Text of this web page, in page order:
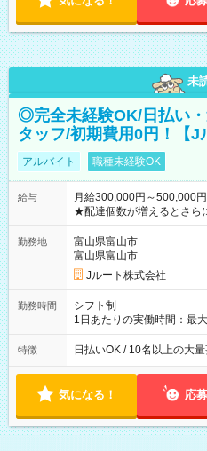
未
◎完全未経験OK/日払い
タッフ/初期費用0円！【J
アルバイト 職種未経験OK
給与
月給300,000円～500,000円
★配達個数が増えるとさら
ど！ ・主要都市エリア 月収55万円／週5日稼働 月収65万~112
万円／週6日稼働 ・地方郊外エリア 月収40万円／週5日稼働 月
収40万円~50万円／週6日稼働 ＜モデルイメージ＞ ■月収
円 (27歳男性/江東区在住)※
(日休み) ■月収80万円(43歳男性/墨田区在住)※元営業 1日200個
勤務地
富山県富山市
富山県富山市
Jルート株式会社
勤務時間
シフト制
1日あたりの実働時間：最
働8時間） ※週5日勤務（
によって時間外での勤務可
特徴 日払いOK / 10名以上の大
気になる！ 応